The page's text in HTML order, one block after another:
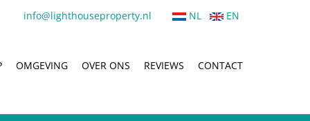
info@lighthouseproperty.nl NL EN
OMGEVING OVER ONS REVIEWS CONTACT